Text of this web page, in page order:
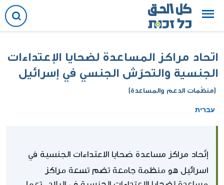
اتحاد مراكز المساعدة لضحايا الإعتداءات
الجنسية والتحرّش الجنسي في إسرائيل
(منظّمات الدعم والمساعدة)
עברית
إتّحاد مراكز مساعدة ضحايا الاعتداءات الجنسية في
اسرائيل
هو منظمة جامعة تضم تسعة مراكز